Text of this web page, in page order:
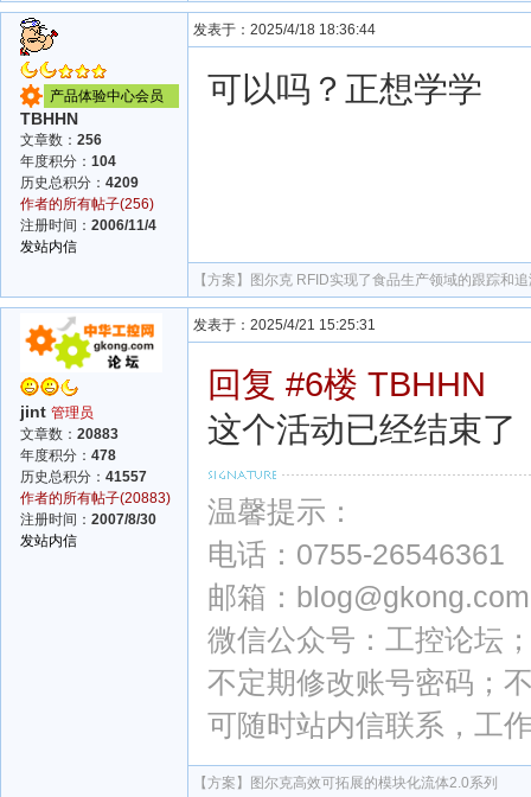
产品体验中心会员
TBHHN
文章数： 256
年度积分： 104
历史总积分： 4209
作者的所有帖子(256)
注册时间： 2006/11/4
发站内信
发表于：2025/4/18 18:36:44
可以吗？正想学学
【方案】 图尔克 RFID实现了食品生产领域的跟踪和
jint 管理员
文章数： 20883
年度积分： 478
历史总积分： 41557
作者的所有帖子(20883)
注册时间： 2007/8/30
发站内信
发表于：2025/4/21 15:25:31
回复 #6楼 TBHHN
这个活动已经结束
温馨提示：
电话：0755-26546361
邮箱：blog@gkong.com
微信公众号：工控论坛
不定期修改账号密码；
可随时站内信联系，工
【方案】 图尔克高效可拓展的模块化流体2.0系列